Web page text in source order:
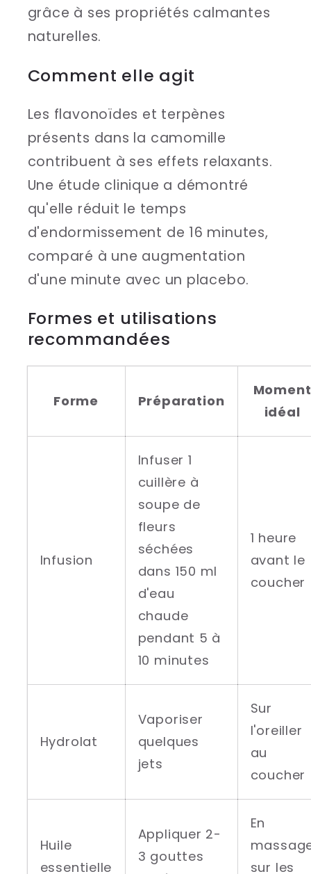
grâce à ses propriétés calmantes
naturelles.
Comment elle agit
Les flavonoïdes et terpènes
présents dans la camomille
contribuent à ses effets relaxants.
Une étude clinique a démontré
qu'elle réduit le temps
d'endormissement de 16 minutes,
comparé à une augmentation
d'une minute avec un placebo.
Formes et utilisations
recommandées
Forme Préparation
Moment
idéal
Infusion
Infuser 1
cuillère à
soupe de
fleurs
séchées
dans 150 ml
d'eau
chaude
pendant 5 à
10 minutes
1 heure
avant le
coucher
Hydrolat
Vaporiser
quelques
jets
Sur
l'oreiller
au
coucher
Huile
essentielle
Appliquer 2-
3 gouttes
En
sur les